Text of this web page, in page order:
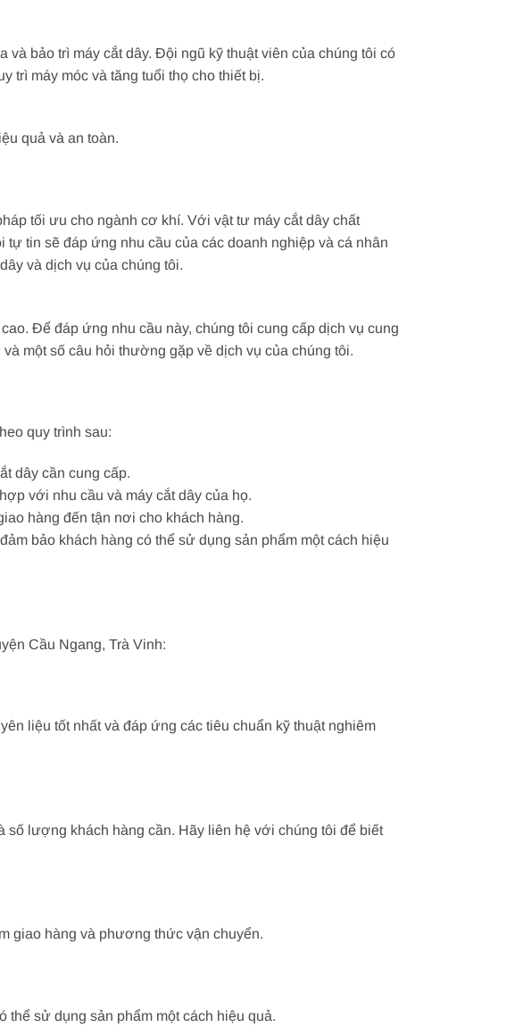
bảo trì máy cắt dây. Đội ngũ kỹ thuật viên của chúng tôi có
trì máy móc và tăng tuổi thọ cho thiết bị.
quả và an toàn.
tối ưu cho ngành cơ khí. Với vật tư máy cắt dây chất
tin sẽ đáp ứng nhu cầu của các doanh nghiệp và cá nhân
và dịch vụ của chúng tôi.
Để đáp ứng nhu cầu này, chúng tôi cung cấp dịch vụ cung
một số câu hỏi thường gặp về dịch vụ của chúng tôi.
quy trình sau:
dây cần cung cấp.
với nhu cầu và máy cắt dây của họ.
hàng đến tận nơi cho khách hàng.
bảo khách hàng có thể sử dụng sản phẩm một cách hiệu
Cầu Ngang, Trà Vinh:
liệu tốt nhất và đáp ứng các tiêu chuẩn kỹ thuật nghiêm
số lượng khách hàng cần. Hãy liên hệ với chúng tôi để biết
giao hàng và phương thức vận chuyển.
thể sử dụng sản phẩm một cách hiệu quả.